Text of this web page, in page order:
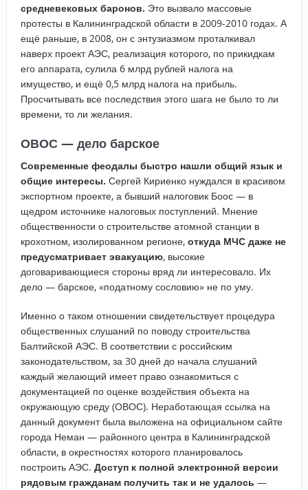
средневековых баронов. Это вызвало массовые
протесты в Калининградской области в 2009-2010 годах. А
ещё раньше, в 2008, он с энтузиазмом проталкивал
наверх проект АЭС, реализация которого, по прикидкам
его аппарата, сулила 6 млрд рублей налога на
имущество, и ещё 0,5 млрд налога на прибыль.
Просчитывать все последствия этого шага не было то ли
времени, то ли желания.
ОВОС — дело барское
Современные феодалы быстро нашли общий язык и
общие интересы. Сергей Кириенко нуждался в красивом
экспортном проекте, а бывший налоговик Боос — в
щедром источнике налоговых поступлений. Мнение
общественности о строительстве атомной станции в
крохотном, изолированном регионе, откуда МЧС даже не
предусматривает эвакуацию, высокие
договаривающиеся стороны вряд ли интересовало. Их
дело — барское, «податному сословию» не по уму.
Именно о таком отношении свидетельствует процедура
общественных слушаний по поводу строительства
Балтийской АЭС. В соответствии с российским
законодательством, за 30 дней до начала слушаний
каждый желающий имеет право ознакомиться с
документацией по оценке воздействия объекта на
окружающую среду (ОВОС). Неработающая ссылка на
данный документ была выложена на официальном сайте
города Неман — районного центра в Калининградской
области, в окрестностях которого планировалось
построить АЭС. Доступ к полной электронной версии
рядовым гражданам получить так и не удалось —